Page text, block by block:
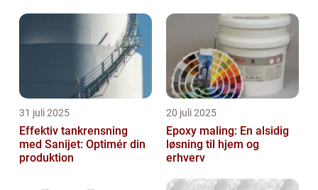
31 juli 2025
Effektiv tankrensning
med Sanijet: Optimér din
produktion
20 juli 2025
Epoxy maling: En alsidig
løsning til hjem og
erhverv